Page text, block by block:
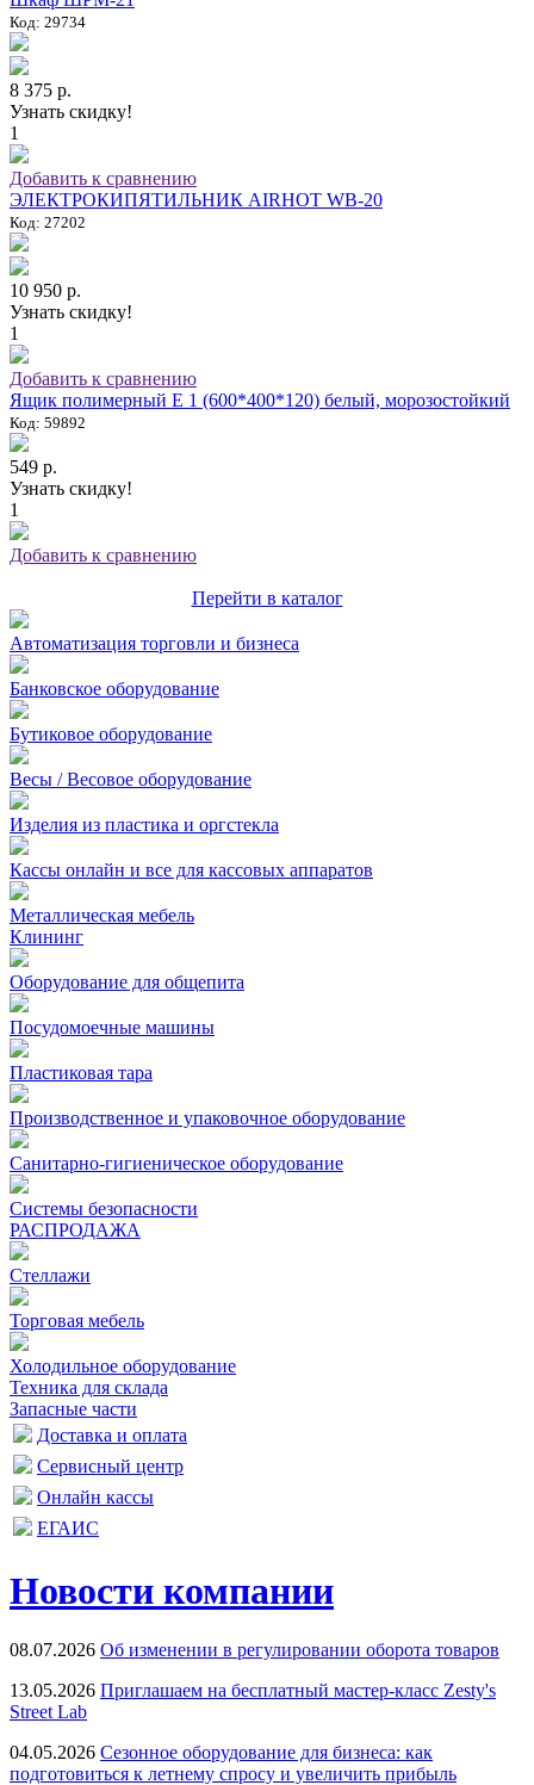
Код: 29734
8 375 р.
Узнать скидку!
1
Добавить к сравнению
ЭЛЕКТРОКИПЯТИЛЬНИК AIRHOT WB-20
Код: 27202
10 950 р.
Узнать скидку!
1
Добавить к сравнению
Ящик полимерный E 1 (600*400*120) белый, морозостойкий
Код: 59892
549 р.
Узнать скидку!
1
Добавить к сравнению
Перейти в каталог
Автоматизация торговли и бизнеса
Банковское оборудование
Бутиковое оборудование
Весы / Весовое оборудование
Изделия из пластика и оргстекла
Кассы онлайн и все для кассовых аппаратов
Металлическая мебель
Клининг
Оборудование для общепита
Посудомоечные машины
Пластиковая тара
Производственное и упаковочное оборудование
Санитарно-гигиеническое оборудование
Системы безопасности
РАСПРОДАЖА
Стеллажи
Торговая мебель
Холодильное оборудование
Техника для склада
Запасные части
Доставка и оплата
Сервисный центр
Онлайн кассы
ЕГАИС
Новости компании
08.07.2026 Об изменении в регулировании оборота товаров
13.05.2026 Приглашаем на бесплатный мастер-класс Zesty's
Street Lab
04.05.2026 Сезонное оборудование для бизнеса: как
подготовиться к летнему спросу и увеличить прибыль